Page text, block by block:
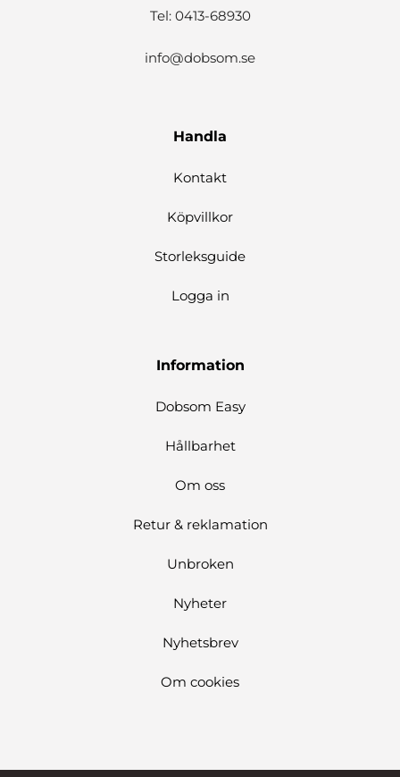
Tel: 0413-68930
info@dobsom.se
Handla
Kontakt
Köpvillkor
Storleksguide
Logga in
Information
Dobsom Easy
Hållbarhet
Om oss
Retur & reklamation
Unbroken
Nyheter
Nyhetsbrev
Om cookies